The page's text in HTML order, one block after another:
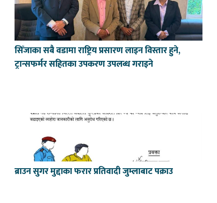
सिँजाका सबै वडामा राष्ट्रिय प्रसारण लाइन विस्तार हुने,
ट्रान्सफर्मर सहितका उपकरण उपलब्ध गराइने
ब्राउन सुगर मुद्दाका फरार प्रतिवादी जुम्लाबाट पक्राउ